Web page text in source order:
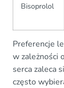
Bisoprolol
Preferencje
w zależności
serca zaleca
często